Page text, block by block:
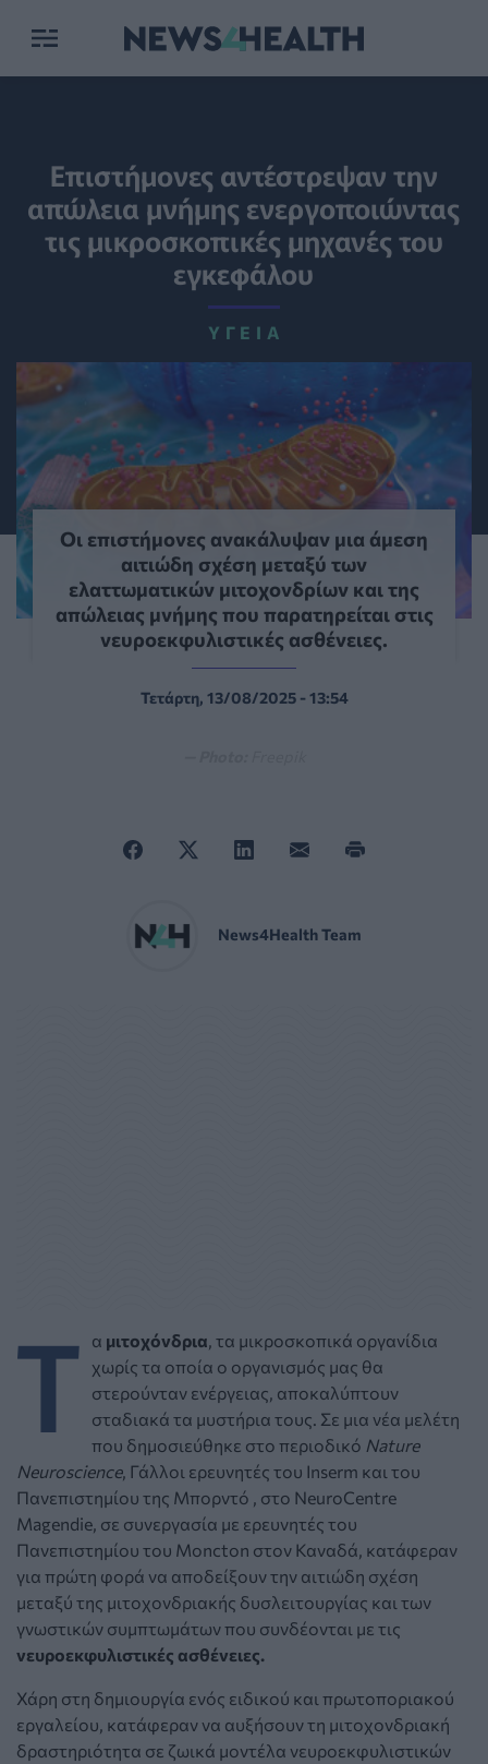
Επιστήμονες αντέστρεψαν την
απώλεια μνήμης ενεργοποιώντας
τις μικροσκοπικές μηχανές του
εγκεφάλου
ΥΓΕΊΑ
Οι επιστήμονες ανακάλυψαν μια άμεση
αιτιώδη σχέση μεταξύ των
ελαττωματικών μιτοχονδρίων και της
απώλειας μνήμης που παρατηρείται στις
νευροεκφυλιστικές ασθένειες.
Τετάρτη, 13/08/2025 - 13:54
News4Health Team
Τ α μιτοχόνδρια, τα μικροσκοπικά οργανίδια
χωρίς τα οποία ο οργανισμός μας θα
στερούνταν ενέργειας, αποκαλύπτουν
σταδιακά τα μυστήρια τους. Σε μια νέα μελέτη
που δημοσιεύθηκε στο περιοδικό Nature
Neuroscience, Γάλλοι ερευνητές του Inserm και του
Πανεπιστημίου της Μπορντό , στο NeuroCentre
Magendie, σε συνεργασία με ερευνητές του
Πανεπιστημίου του Moncton στον Καναδά, κατάφεραν
για πρώτη φορά να αποδείξουν την αιτιώδη σχέση
μεταξύ της μιτοχονδριακής δυσλειτουργίας και των
γνωστικών συμπτωμάτων που συνδέονται με τις
νευροεκφυλιστικές ασθένειες.
Χάρη στη δημιουργία ενός ειδικού και πρωτοποριακού
εργαλείου, κατάφεραν να αυξήσουν τη μιτοχονδριακή
δραστηριότητα σε ζωικά μοντέλα νευροεκφυλιστικών